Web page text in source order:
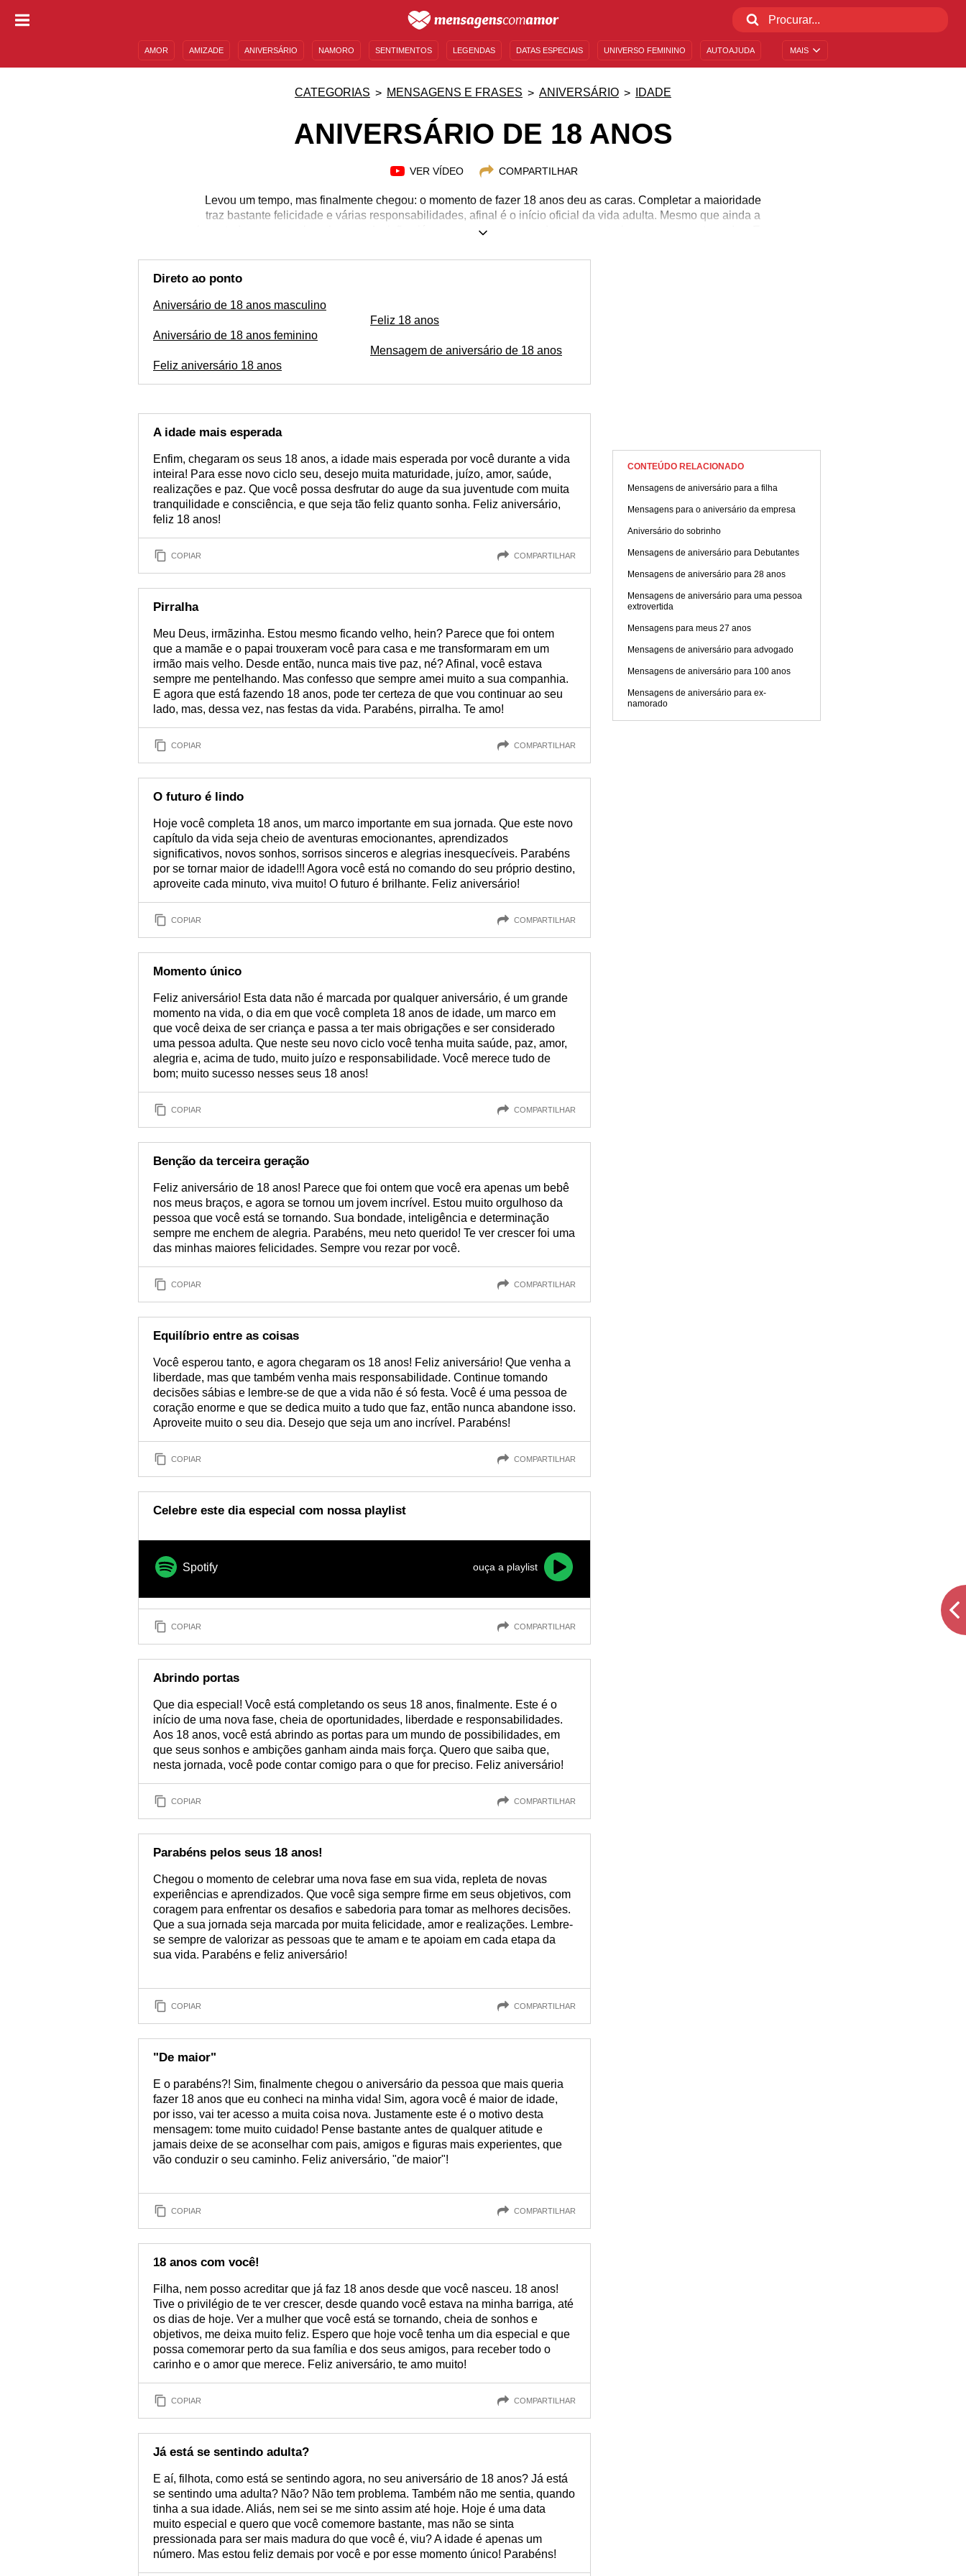
MAIS
AMOR AMIZADE ANIVERSÁRIO NAMORO SENTIMENTOS LEGENDAS DATAS ESPECIAIS UNIVERSO FEMININO AUTOAJUDA
CATEGORIAS MENSAGENS E FRASES ANIVERSÁRIO IDADE
ANIVERSÁRIO DE 18 ANOS
VER VÍDEO COMPARTILHAR
Levou um tempo, mas finalmente chegou: o momento de fazer 18 anos deu as caras. Completar a maioridade
traz bastante felicidade e várias responsabilidades, afinal é o início oficial da vida adulta. Mesmo que ainda a
juventude se mantenha, algumas decisões já começam a ser pensadas para posteriormente serem tomadas. E a
necessário sempre ter em mente as consequências que seus atos podem lhe trazer. Aproveite este período
inesquecível e se rodeie de pessoas que querem o seu bem. Veja como comemorar este aniversário tão
Direto ao ponto
Aniversário de 18 anos masculino
Aniversário de 18 anos feminino
Feliz aniversário 18 anos
Feliz 18 anos
Mensagem de aniversário de 18 anos
A idade mais esperada
Enfim, chegaram os seus 18 anos, a idade mais esperada por você durante a vida
inteira! Para esse novo ciclo seu, desejo muita maturidade, juízo, amor, saúde,
realizações e paz. Que você possa desfrutar do auge da sua juventude com muita
tranquilidade e consciência, e que seja tão feliz quanto sonha. Feliz aniversário,
feliz 18 anos!
COPIAR COMPARTILHAR
Pirralha
Meu Deus, irmãzinha. Estou mesmo ficando velho, hein? Parece que foi ontem
que a mamãe e o papai trouxeram você para casa e me transformaram em um
irmão mais velho. Desde então, nunca mais tive paz, né? Afinal, você estava
sempre me pentelhando. Mas confesso que sempre amei muito a sua companhia.
E agora que está fazendo 18 anos, pode ter certeza de que vou continuar ao seu
lado, mas, dessa vez, nas festas da vida. Parabéns, pirralha. Te amo!
COPIAR COMPARTILHAR
O futuro é lindo
Hoje você completa 18 anos, um marco importante em sua jornada. Que este novo
capítulo da vida seja cheio de aventuras emocionantes, aprendizados
significativos, novos sonhos, sorrisos sinceros e alegrias inesquecíveis. Parabéns
por se tornar maior de idade!!! Agora você está no comando do seu próprio destino,
aproveite cada minuto, viva muito! O futuro é brilhante. Feliz aniversário!
COPIAR COMPARTILHAR
Momento único
Feliz aniversário! Esta data não é marcada por qualquer aniversário, é um grande
momento na vida, o dia em que você completa 18 anos de idade, um marco em
que você deixa de ser criança e passa a ter mais obrigações e ser considerado
uma pessoa adulta. Que neste seu novo ciclo você tenha muita saúde, paz, amor,
alegria e, acima de tudo, muito juízo e responsabilidade. Você merece tudo de
bom; muito sucesso nesses seus 18 anos!
COPIAR COMPARTILHAR
Benção da terceira geração
Feliz aniversário de 18 anos! Parece que foi ontem que você era apenas um bebê
nos meus braços, e agora se tornou um jovem incrível. Estou muito orgulhoso da
pessoa que você está se tornando. Sua bondade, inteligência e determinação
sempre me enchem de alegria. Parabéns, meu neto querido! Te ver crescer foi uma
das minhas maiores felicidades. Sempre vou rezar por você.
COPIAR COMPARTILHAR
Equilíbrio entre as coisas
Você esperou tanto, e agora chegaram os 18 anos! Feliz aniversário! Que venha a
liberdade, mas que também venha mais responsabilidade. Continue tomando
decisões sábias e lembre-se de que a vida não é só festa. Você é uma pessoa de
coração enorme e que se dedica muito a tudo que faz, então nunca abandone isso.
Aproveite muito o seu dia. Desejo que seja um ano incrível. Parabéns!
COPIAR COMPARTILHAR
Celebre este dia especial com nossa playlist
Spotify ouça a playlist
COPIAR COMPARTILHAR
Abrindo portas
Que dia especial! Você está completando os seus 18 anos, finalmente. Este é o
início de uma nova fase, cheia de oportunidades, liberdade e responsabilidades.
Aos 18 anos, você está abrindo as portas para um mundo de possibilidades, em
que seus sonhos e ambições ganham ainda mais força. Quero que saiba que,
nesta jornada, você pode contar comigo para o que for preciso. Feliz aniversário!
COPIAR COMPARTILHAR
Parabéns pelos seus 18 anos!
Chegou o momento de celebrar uma nova fase em sua vida, repleta de novas
experiências e aprendizados. Que você siga sempre firme em seus objetivos, com
coragem para enfrentar os desafios e sabedoria para tomar as melhores decisões.
Que a sua jornada seja marcada por muita felicidade, amor e realizações. Lembre-
se sempre de valorizar as pessoas que te amam e te apoiam em cada etapa da
sua vida. Parabéns e feliz aniversário!
COPIAR COMPARTILHAR
"De maior"
E o parabéns?! Sim, finalmente chegou o aniversário da pessoa que mais queria
fazer 18 anos que eu conheci na minha vida! Sim, agora você é maior de idade,
por isso, vai ter acesso a muita coisa nova. Justamente este é o motivo desta
mensagem: tome muito cuidado! Pense bastante antes de qualquer atitude e
jamais deixe de se aconselhar com pais, amigos e figuras mais experientes, que
vão conduzir o seu caminho. Feliz aniversário, "de maior"!
COPIAR COMPARTILHAR
18 anos com você!
Filha, nem posso acreditar que já faz 18 anos desde que você nasceu. 18 anos!
Tive o privilégio de te ver crescer, desde quando você estava na minha barriga, até
os dias de hoje. Ver a mulher que você está se tornando, cheia de sonhos e
objetivos, me deixa muito feliz. Espero que hoje você tenha um dia especial e que
possa comemorar perto da sua família e dos seus amigos, para receber todo o
carinho e o amor que merece. Feliz aniversário, te amo muito!
COPIAR COMPARTILHAR
Já está se sentindo adulta?
E aí, filhota, como está se sentindo agora, no seu aniversário de 18 anos? Já está
se sentindo uma adulta? Não? Não tem problema. Também não me sentia, quando
tinha a sua idade. Aliás, nem sei se me sinto assim até hoje. Hoje é uma data
muito especial e quero que você comemore bastante, mas não se sinta
pressionada para ser mais madura do que você é, viu? A idade é apenas um
número. Mas estou feliz demais por você e por esse momento único! Parabéns!
CONTEÚDO RELACIONADO
Mensagens de aniversário para a filha
Mensagens para o aniversário da empresa
Aniversário do sobrinho
Mensagens de aniversário para Debutantes
Mensagens de aniversário para 28 anos
Mensagens de aniversário para uma pessoa
extrovertida
Mensagens para meus 27 anos
Mensagens de aniversário para advogado
Mensagens de aniversário para 100 anos
Mensagens de aniversário para ex-
namorado